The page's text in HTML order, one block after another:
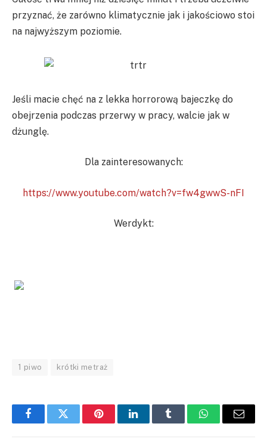
przyznać, że zarówno klimatycznie jak i jakościowo stoi
na najwyższym poziomie.
Jeśli macie chęć na z lekka horrorową bajeczkę do
obejrzenia podczas przerwy w pracy, walcie jak w
dżunglę.
Dla zainteresowanych:
https://www.youtube.com/watch?v=fw4gwwS-nFI
Werdykt:
1 piwo krótki metraż
FacebookTwitter PinterestLinkedInTumblr WhatsAppEmail